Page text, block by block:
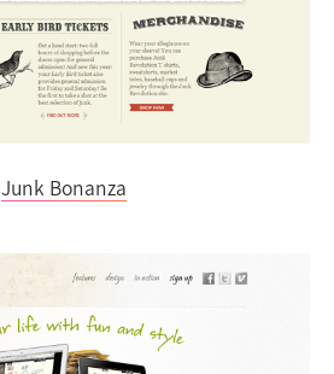
Junk Bonanza